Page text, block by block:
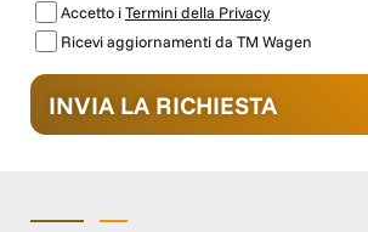
Accetto iTermini della Privacy
Ricevi aggiornamenti da TM Wagen
INVIA LA RICHIESTA